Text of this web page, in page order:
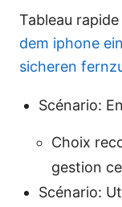
Tableau
dem iphone
sicheren
Scénario:
Choix
gestion
Scénario: